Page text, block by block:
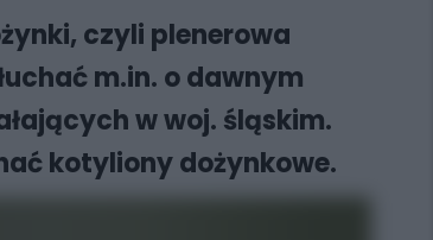
czyli plenerowa
m.in. o dawnym
w woj. śląskim.
kotyliony dożynkowe.